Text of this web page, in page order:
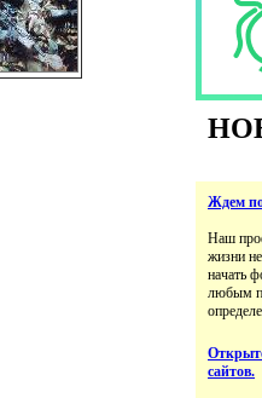
Ждем
Наш
жизни
начать
любым
сайтов.